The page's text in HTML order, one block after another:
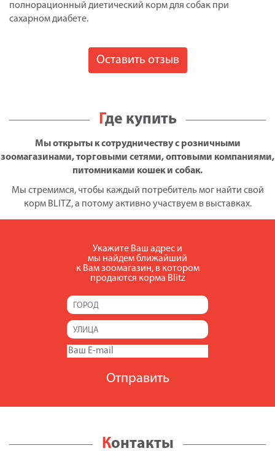
полнорационный диетический корм для собак при
сахарном диабете.
Оставить отзыв
Где купить
Мы открыты к сотрудничеству с розничными
зоомагазинами, торговыми сетями, оптовыми компаниями,
питомниками кошек и собак.
Мы стремимся, чтобы каждый потребитель мог найти свой
корм BLITZ, а потому активно участвуем в выставках.
Укажите Ваш адрес и
мы найдем ближайший
к Вам зоомагазин, в котором
продаются корма Blitz
Контакты